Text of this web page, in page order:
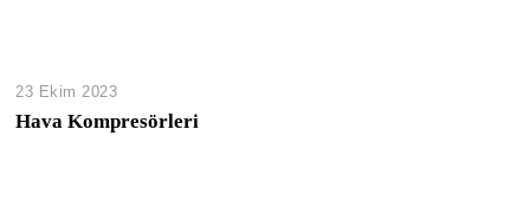
23 Ekim 2023
Hava Kompresörleri